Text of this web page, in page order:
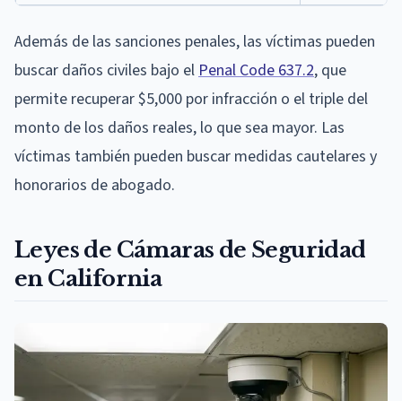
Además de las sanciones penales, las víctimas pueden
buscar daños civiles bajo el Penal Code 637.2, que
permite recuperar $5,000 por infracción o el triple del
monto de los daños reales, lo que sea mayor. Las
víctimas también pueden buscar medidas cautelares y
honorarios de abogado.
Leyes de Cámaras de Seguridad
en California